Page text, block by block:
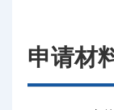
申请材